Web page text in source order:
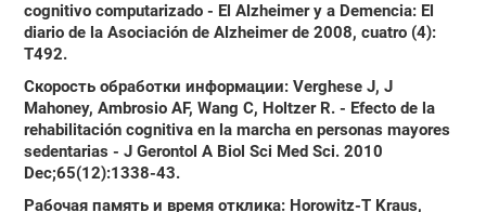
cognitivo computarizado - El Alzheimer y a Demencia: El
diario de la Asociación de Alzheimer de 2008, cuatro (4):
T492.
Скорость обработки информации: Verghese J, J
Mahoney, Ambrosio AF, Wang C, Holtzer R. - Efecto de la
rehabilitación cognitiva en la marcha en personas mayores
sedentarias - J Gerontol A Biol Sci Med Sci. 2010
Dec;65(12):1338-43.
Рабочая память и время отклика: Horowitz-T Kraus,